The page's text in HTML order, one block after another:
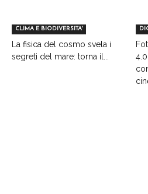
CLIMA E BIODIVERSITA'
La fisica del cosmo svela i
segreti del mare: torna il...